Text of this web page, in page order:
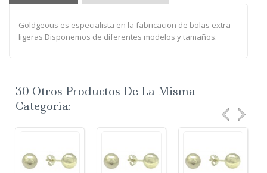
Goldgeous es especialista en la fabricacion de bolas extra
ligeras.Disponemos de diferentes modelos y tamaños.
30 Otros Productos De La Misma
Categoría: